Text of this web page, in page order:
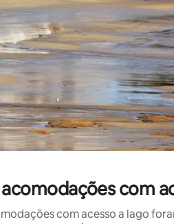
com
com acesso a lago